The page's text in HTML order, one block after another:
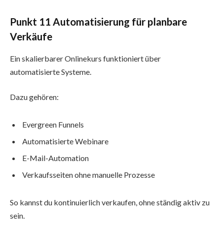
Punkt 11 Automatisierung für planbare
Verkäufe
Ein skalierbarer Onlinekurs funktioniert über
automatisierte Systeme.
Dazu gehören:
Evergreen Funnels
Automatisierte Webinare
E-Mail-Automation
Verkaufsseiten ohne manuelle Prozesse
So kannst du kontinuierlich verkaufen, ohne ständig aktiv zu
sein.